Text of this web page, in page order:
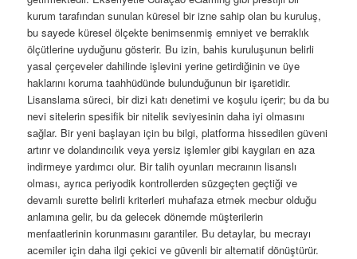
kurum tarafından sunulan küresel bir izne sahip olan bu kuruluş,
bu sayede küresel ölçekte benimsenmiş emniyet ve berraklık
ölçütlerine uyduğunu gösterir. Bu izin, bahis kuruluşunun belirli
yasal çerçeveler dahilinde işlevini yerine getirdiğinin ve üye
haklarını koruma taahhüdünde bulunduğunun bir işaretidir.
Lisanslama süreci, bir dizi katı denetimi ve koşulu içerir; bu da bu
nevi sitelerin spesifik bir nitelik seviyesinin daha iyi olmasını
sağlar. Bir yeni başlayan için bu bilgi, platforma hissedilen güveni
artırır ve dolandırıcılık veya yersiz işlemler gibi kaygıları en aza
indirmeye yardımcı olur. Bir talih oyunları mecraının lisanslı
olması, ayrıca periyodik kontrollerden süzgeçten geçtiği ve
devamlı surette belirli kriterleri muhafaza etmek mecbur olduğu
anlamına gelir, bu da gelecek dönemde müşterilerin
menfaatlerinin korunmasını garantiler. Bu detaylar, bu mecrayı
acemiler için daha ilgi çekici ve güvenli bir alternatif dönüştürür.